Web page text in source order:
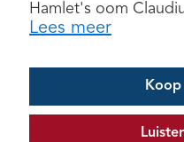
Hamlet's oom
Lees meer